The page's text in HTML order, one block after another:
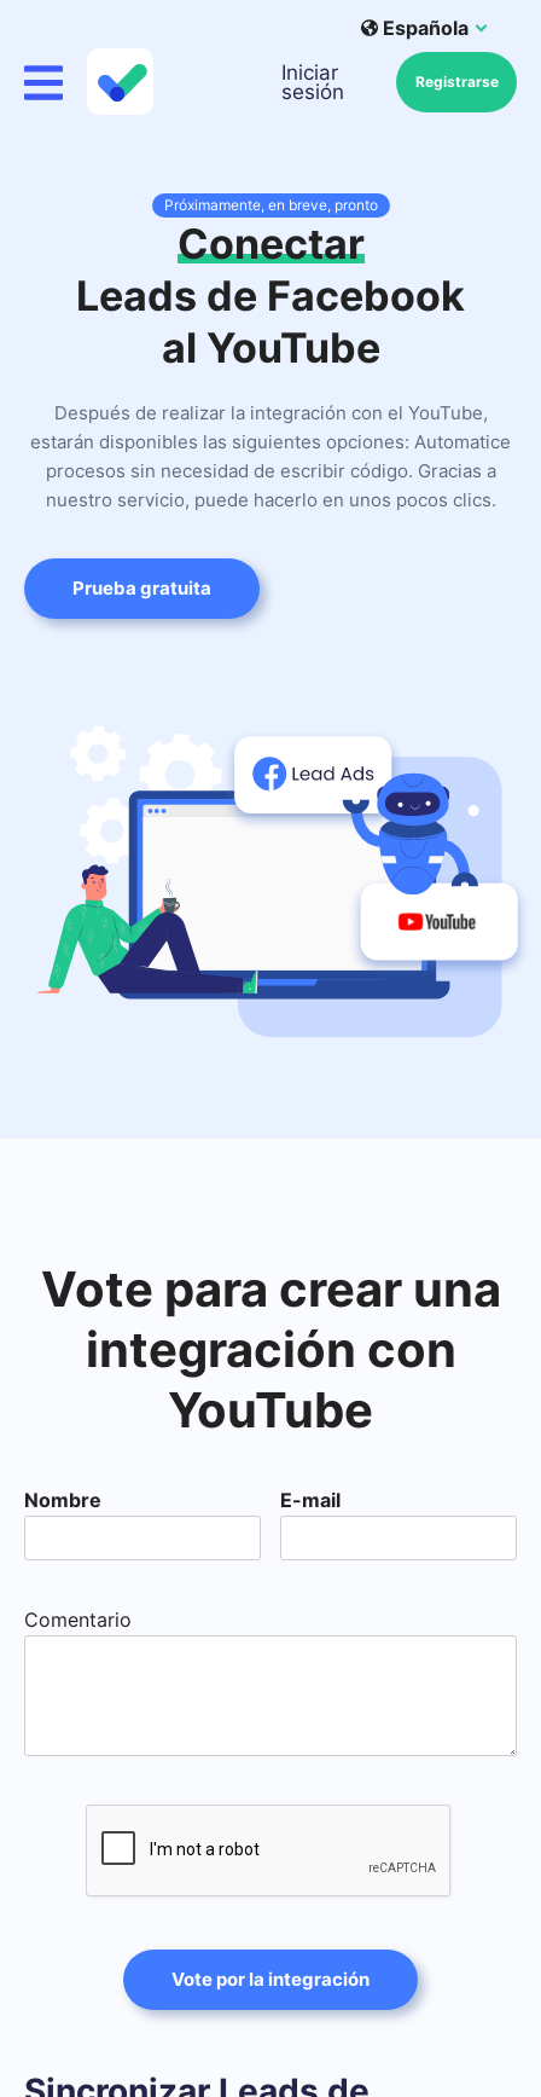
Española
Iniciar
sesión
Registrarse
Próximamente, en breve, pronto
Conectar
Leads de Facebook
al YouTube
Después de realizar la integración con el YouTube,
estarán disponibles las siguientes opciones: Automatice
procesos sin necesidad de escribir código. Gracias a
nuestro servicio, puede hacerlo en unos pocos clics.
Prueba gratuita
Vote para crear una
integración con
YouTube
Nombre E-mail
Comentario
Vote por la integración